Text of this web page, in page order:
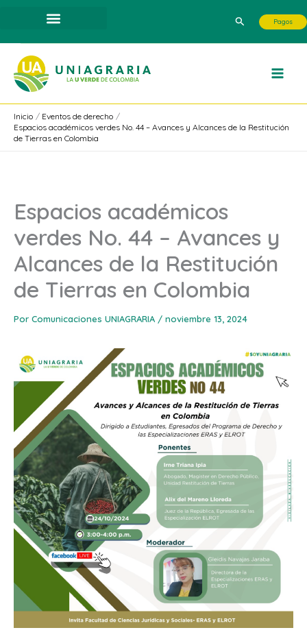
contenido
Buscar Pagos
Inicio
Eventos de derecho
Espacios académicos verdes No. 44 – Avances y Alcances de la Restitución
de Tierras en Colombia
Espacios académicos
verdes No. 44 – Avances y
Alcances de la Restitución
de Tierras en Colombia
Por Comunicaciones UNIAGRARIA / noviembre 13, 2024